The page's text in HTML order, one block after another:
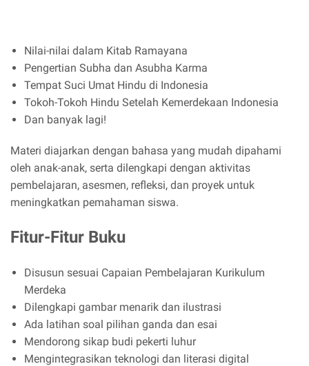
Nilai-nilai dalam Kitab Ramayana
Pengertian Subha dan Asubha Karma
Tempat Suci Umat Hindu di Indonesia
Tokoh-Tokoh Hindu Setelah Kemerdekaan Indonesia
Dan banyak lagi!
Materi diajarkan dengan bahasa yang mudah dipahami
oleh anak-anak, serta dilengkapi dengan aktivitas
pembelajaran, asesmen, refleksi, dan proyek untuk
meningkatkan pemahaman siswa.
Fitur-Fitur Buku
Disusun sesuai Capaian Pembelajaran Kurikulum
Merdeka
Dilengkapi gambar menarik dan ilustrasi
Ada latihan soal pilihan ganda dan esai
Mendorong sikap budi pekerti luhur
Mengintegrasikan teknologi dan literasi digital